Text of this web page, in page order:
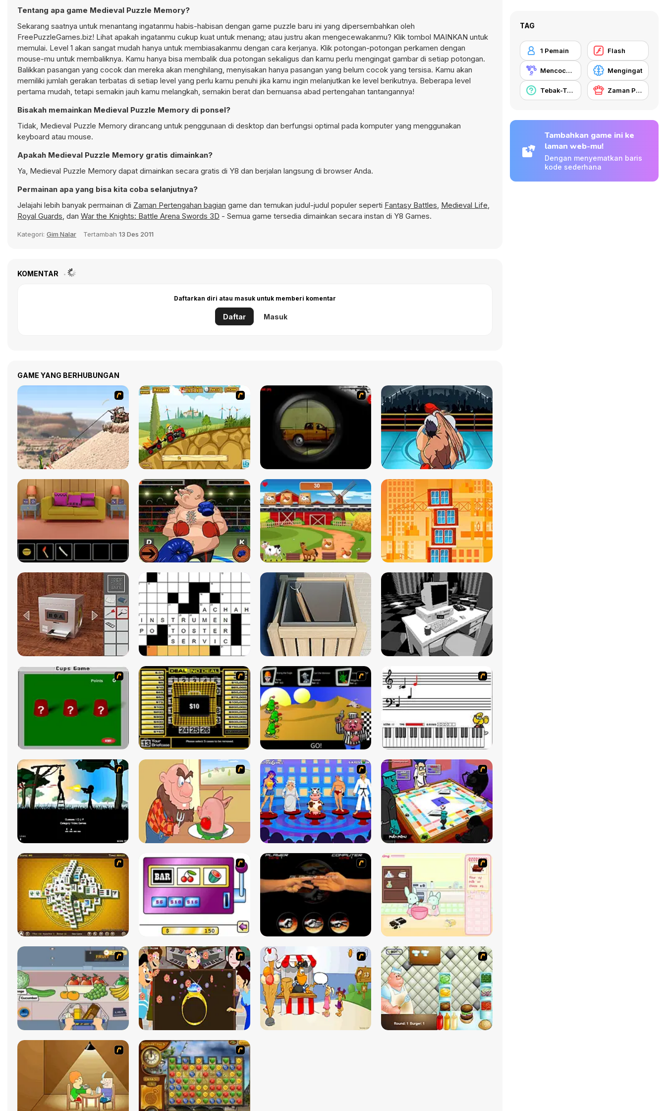
Tentang apa game Medieval Puzzle Memory?
Sekarang saatnya untuk menantang ingatanmu habis-habisan dengan game puzzle baru ini yang dipersembahkan oleh
FreePuzzleGames.biz! Lihat apakah ingatanmu cukup kuat untuk menang; atau justru akan mengecewakanmu? Klik tombol MAINKAN untuk
memulai. Level 1 akan sangat mudah hanya untuk membiasakanmu dengan cara kerjanya. Klik potongan-potongan perkamen dengan
mouse-mu untuk membaliknya. Kamu hanya bisa membalik dua potongan sekaligus dan kamu perlu mengingat gambar di setiap potongan.
Balikkan pasangan yang cocok dan mereka akan menghilang, menyisakan hanya pasangan yang belum cocok yang tersisa. Kamu akan
memiliki jumlah gerakan terbatas di setiap level yang perlu kamu penuhi jika kamu ingin melanjutkan ke level berikutnya. Beberapa level
pertama mudah, tetapi semakin jauh kamu melangkah, semakin berat dan bernuansa abad pertengahan tantangannya!
Bisakah memainkan Medieval Puzzle Memory di ponsel?
Tidak, Medieval Puzzle Memory dirancang untuk penggunaan di desktop dan berfungsi optimal pada komputer yang menggunakan
keyboard atau mouse.
Apakah Medieval Puzzle Memory gratis dimainkan?
Ya, Medieval Puzzle Memory dapat dimainkan secara gratis di Y8 dan berjalan langsung di browser Anda.
Permainan apa yang bisa kita coba selanjutnya?
Jelajahi lebih banyak permainan di Zaman Pertengahan bagian game dan temukan judul-judul populer seperti Fantasy Battles, Medieval Life,
Royal Guards, dan War the Knights: Battle Arena Swords 3D - Semua game tersedia dimainkan secara instan di Y8 Games.
Kategori: Gim Nalar Tertambah 13 Des 2011
KOMENTAR
Daftarkan diri atau masuk untuk memberi komentar
Daftar Masuk
GAME YANG BERHUBUNGAN
TAG
1 Pemain Flash
Mencocokkan Mengingat
Tebak-Tebakan Zaman Pertengahan
Tambahkan game ini ke
laman web-mu!
Dengan menyematkan baris
kode sederhana